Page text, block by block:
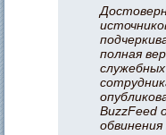
полная
BuzzFeed